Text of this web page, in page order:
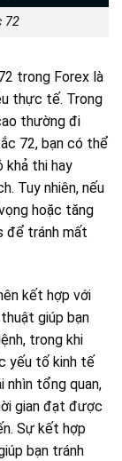
72
trong Forex là
thực tế. Trong
thường đi
72, bạn có thể
khả thi hay
Tuy nhiên, nếu
hoặc tăng
để tránh mất
kết hợp với
giúp bạn
trong khi
yếu tố kinh tế
nhìn tổng quan,
gian đạt được
Sự kết hợp
bạn tránh